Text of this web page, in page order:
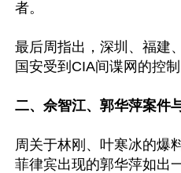
者。
最后周指出，深圳、福建
国安受到CIA间谍网的控
二、佘智江、郭华萍案件
周关于林刚、叶寒冰的爆
菲律宾出现的郭华萍如出